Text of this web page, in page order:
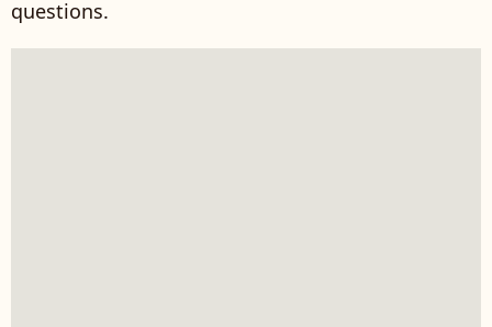
questions.